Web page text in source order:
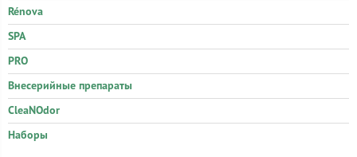
Rénova
SPA
PRO
Внесерийные препараты
CleaNOdor
Наборы